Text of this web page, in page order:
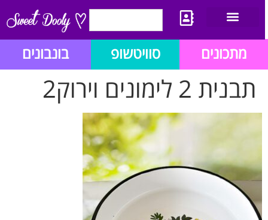
מתכונים סוויטשופ בונבונים
תבנית 2 לימונים וירוק2